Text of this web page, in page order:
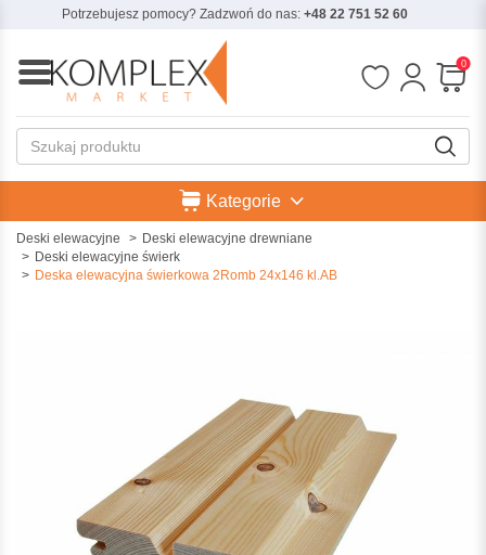
Potrzebujesz pomocy? Zadzwoń do nas: +48 22 751 52 60
0
Kategorie
Deski elewacyjne
Deski elewacyjne drewniane
Deski elewacyjne świerk
Deska elewacyjna świerkowa 2Romb 24x146 kl.AB